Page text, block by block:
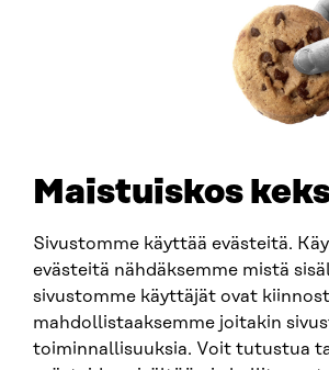
Maistuiskos
Sivustomme käyttää evästeitä.
evästeitä nähdäksemme mistä
sivustomme käyttäjät ovat
mahdollistaaksemme joitakin
toiminnallisuuksia. Voit tutustua
fornamn.efternamn@sitra.fi
SITRA PÅ SOCIALA MEDIER
LinkedIn